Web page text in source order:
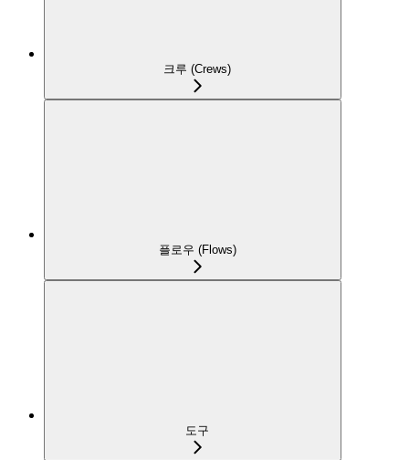
크루 (Crews)
플로우 (Flows)
도구